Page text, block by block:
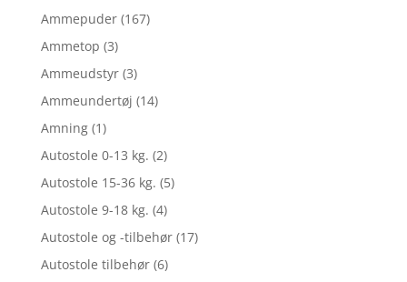
Ammepuder (167)
Ammetop (3)
Ammeudstyr (3)
Ammeundertøj (14)
Amning (1)
Autostole 0-13 kg. (2)
Autostole 15-36 kg. (5)
Autostole 9-18 kg. (4)
Autostole og -tilbehør (17)
Autostole tilbehør (6)